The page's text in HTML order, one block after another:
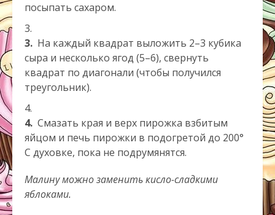
посыпать сахаром.
3. На каждый квадрат выложить 2–3 кубика
сыра и несколько ягод (5–6), свернуть
квадрат по диагонали (чтобы получился
треугольник).
4. Смазать края и верх пирожка взбитым
яйцом и печь пирожки в подогретой до 200°
С духовке, пока не подрумянятся.
Малину можно заменить кисло-сладкими
яблоками.